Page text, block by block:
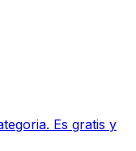
Es gratis y